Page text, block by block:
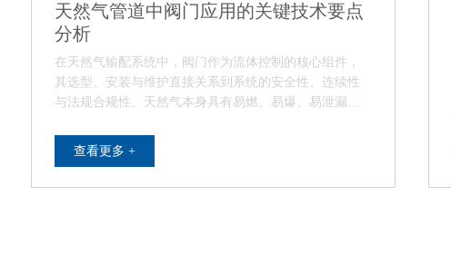
天然气管道中阀门应用的关键技术要点
分析
在天然气输配系统中，阀门作为流体控制的核心组件，
其选型、安装与维护直接关系到系统的安全性、连续性
与法规合规性。天然气本身具有易燃、易爆、易泄漏等
查看更多 +